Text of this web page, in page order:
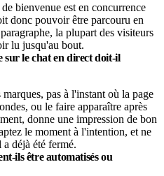
bienvenue est en concurrence
donc pouvoir être parcouru en
la plupart des visiteurs
lu jusqu'au bout.
sur le chat en direct doit-il
pas à l'instant où la page
ou le faire apparaître après
donne une impression de bon
le moment à l'intention, et ne
déjà été fermé.
ils être automatisés ou